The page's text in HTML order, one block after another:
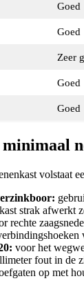
Goed
Goed
Zeer
Goed
Goed
minimaal
volstaat
strak afwerkt
rechte
voor het
fout in de
op met